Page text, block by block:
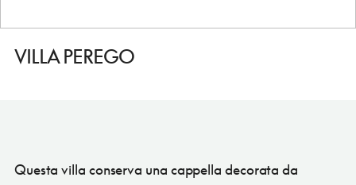
VILLA PEREGO
Questa villa conserva una cappella decorata da